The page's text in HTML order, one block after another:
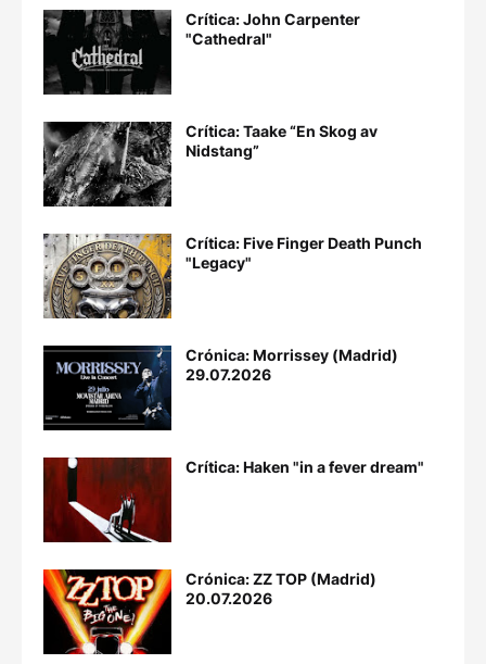
Crítica: John Carpenter
"Cathedral"
Crítica: Taake “En Skog av
Nidstang”
Crítica: Five Finger Death Punch
"Legacy"
Crónica: Morrissey (Madrid)
29.07.2026
Crítica: Haken "in a fever dream"
Crónica: ZZ TOP (Madrid)
20.07.2026